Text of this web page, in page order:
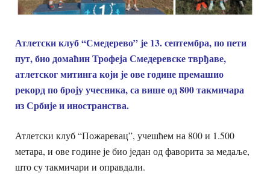
Атлетски клуб “Смедерево” је 13. септембра, по пети
пут, био домаћин Трофеја Смедеревске тврђаве,
атлетског митинга који је ове године премашио
рекорд по броју учесника, са више од 800 такмичара
из Србије и иностранства.
Атлетски клуб “Пожаревац”, учешћем на 800 и 1.500
метара, и ове године је био један од фаворита за медаље,
што су такмичари и оправдали.